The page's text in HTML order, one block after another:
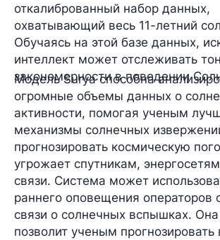
откалиброванный набор данных,
охватывающий весь 11-летний
Обучаясь на этой базе данных,
интеллект может отслеживать
закономерности в поведении
МодельSuryaспособна
огромные объемы данных о
активности, помогая ученым
механизмы солнечных
прогнозировать космическую
угрожает спутникам,
связи. Система может
раннего оповещения операторов
связи о солнечных вспышках.
позволит ученым прогнозировать